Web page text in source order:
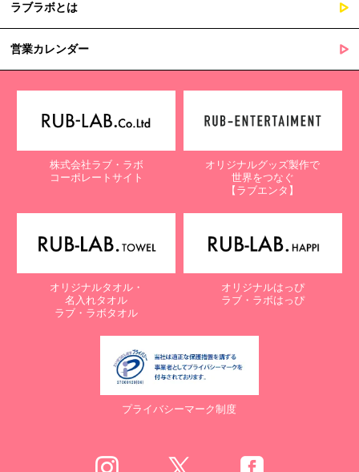
ラブラボとは
営業カレンダー
株式会社ラブ・ラボ
コーポレートサイト
オリジナルグッズ製作で
世界をつなぐ
【ラブエンタ】
オリジナルタオル・
名入れタオル
ラブ・ラボタオル
オリジナルはっぴ
ラブ・ラボはっぴ
プライバシーマーク制度